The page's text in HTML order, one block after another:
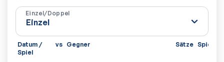
Einzel/Doppel
Datum /
Spiel
vs Gegner Sätze Spiele